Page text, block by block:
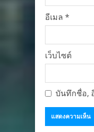
อีเมล *
เว็บไซต์
บันทึกชื่อ,